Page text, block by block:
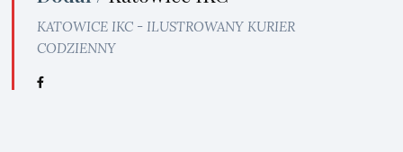
KATOWICE IKC - ILUSTROWANY KURIER
CODZIENNY